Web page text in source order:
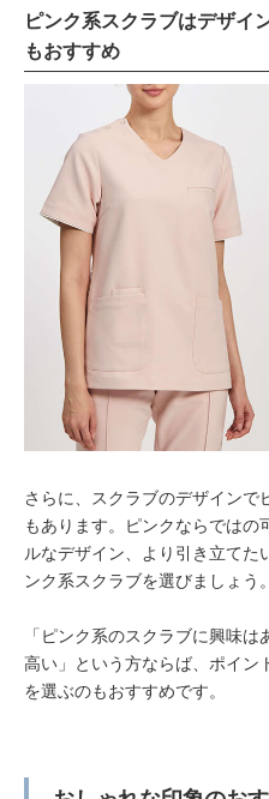
ピンク系スクラブはデザイ
もおすすめ
さらに、スクラブのデザインで
もあります。ピンクならでは
ルなデザイン、より引き立て
ンク系スクラブを選びましょう。
「ピンク系のスクラブに興味
高い」という方ならば、ポイン
を選ぶのもおすすめです。